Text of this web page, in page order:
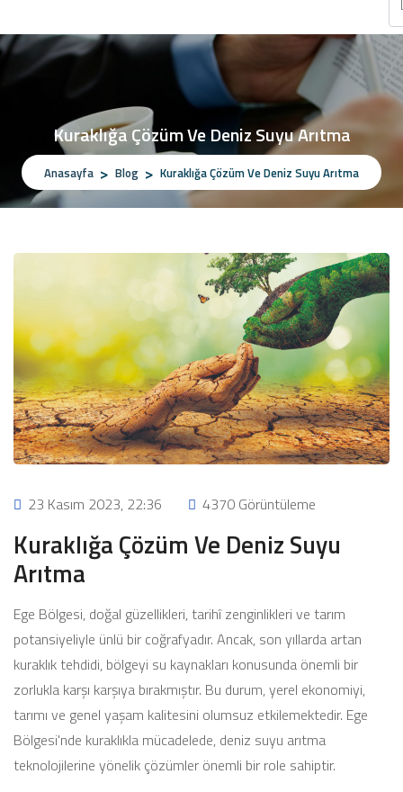
Kuraklığa Çözüm Ve Deniz Suyu Arıtma
Anasayfa Blog Kuraklığa Çözüm Ve Deniz Suyu Arıtma
23 Kasım 2023, 22:36 4370 Görüntüleme
Kuraklığa Çözüm Ve Deniz Suyu
Arıtma
Ege Bölgesi, doğal güzellikleri, tarihî zenginlikleri ve tarım
potansiyeliyle ünlü bir coğrafyadır. Ancak, son yıllarda artan
kuraklık tehdidi, bölgeyi su kaynakları konusunda önemli bir
zorlukla karşı karşıya bırakmıştır. Bu durum, yerel ekonomiyi,
tarımı ve genel yaşam kalitesini olumsuz etkilemektedir. Ege
Bölgesi'nde kuraklıkla mücadelede, deniz suyu arıtma
teknolojilerine yönelik çözümler önemli bir role sahiptir.